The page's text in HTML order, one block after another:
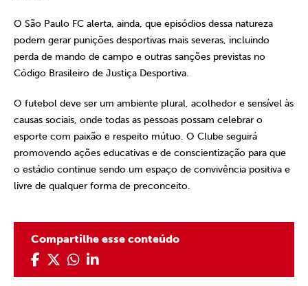
O São Paulo FC alerta, ainda, que episódios dessa natureza
podem gerar punições desportivas mais severas, incluindo
perda de mando de campo e outras sanções previstas no
Código Brasileiro de Justiça Desportiva.
O futebol deve ser um ambiente plural, acolhedor e sensível às
causas sociais, onde todas as pessoas possam celebrar o
esporte com paixão e respeito mútuo. O Clube seguirá
promovendo ações educativas e de conscientização para que
o estádio continue sendo um espaço de convivência positiva e
livre de qualquer forma de preconceito.
Compartilhe esse conteúdo